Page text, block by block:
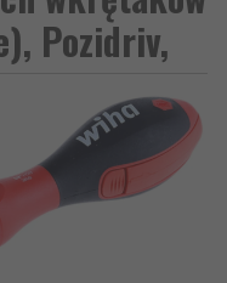
Pozidriv,